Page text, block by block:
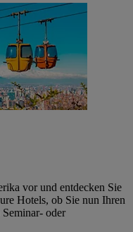
vor und entdecken Sie
Hotels, ob Sie nun Ihren
oder